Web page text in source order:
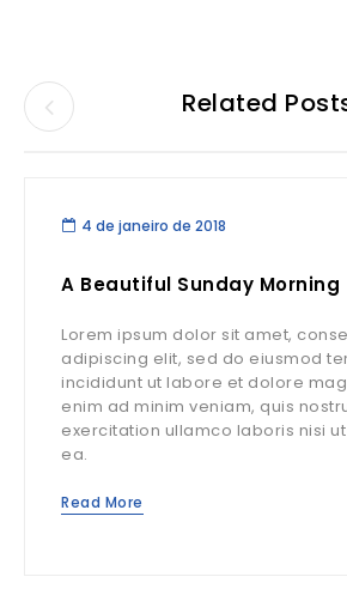
Related
4 de janeiro de 2018
A Beautiful Sunday Morning
Lorem ipsum dolor sit amet,
adipiscing elit, sed do eiusmod
incididunt ut labore et dolore
enim ad minim veniam, quis
exercitation ullamco laboris nisi
ea.
Read More